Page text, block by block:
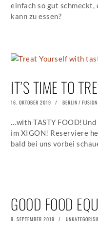
einfach so gut schmeckt,
kann zu essen?
IT’S TIME TO
POSTED
16. OKTOBER 2019 16.
BERLIN /
…with TASTY
im XIGON! Reserviere
bald bei uns vorbei
GOOD FOOD
POSTED
9. SEPTEMBER 2019 12.